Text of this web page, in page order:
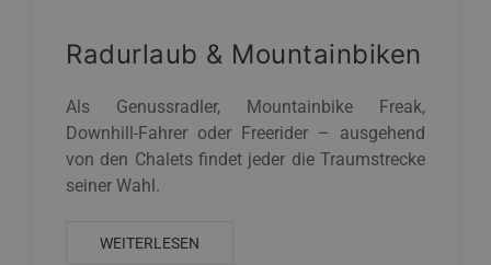
Radurlaub & Mountainbiken
Als Genussradler, Mountainbike Freak,
Downhill-Fahrer oder Freerider – ausgehend
von den Chalets findet jeder die Traumstrecke
seiner Wahl.
WEITERLESEN